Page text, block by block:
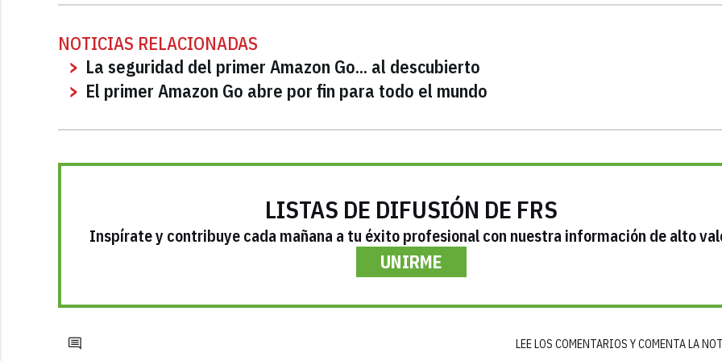
NOTICIAS RELACIONADAS
La seguridad del primer Amazon Go... al descubierto
El primer Amazon Go abre por fin para todo el mundo
LISTAS DE DIFUSIÓN DE FRS
Inspírate y contribuye cada mañana a tu éxito profesional con nuestra información de alto
UNIRME
LEE LOS COMENTARIOS Y COMENTA LA